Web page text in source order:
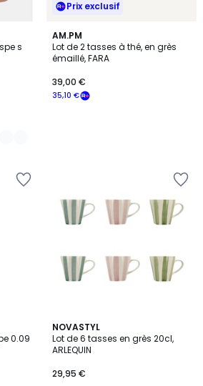
s
Prix exclusif
AM.PM
Lot de 2 tasses à thé, en grès
émaillé, FARA
35,10 €
39,00 €
0.09
NOVASTYL
Lot de 6 tasses en grès 20cl,
ARLEQUIN
29,95 €